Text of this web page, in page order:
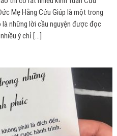
Mẹ Hằng Cứu Giúp là một trong
những lời cầu nguyện được đọc
ý chỉ […]